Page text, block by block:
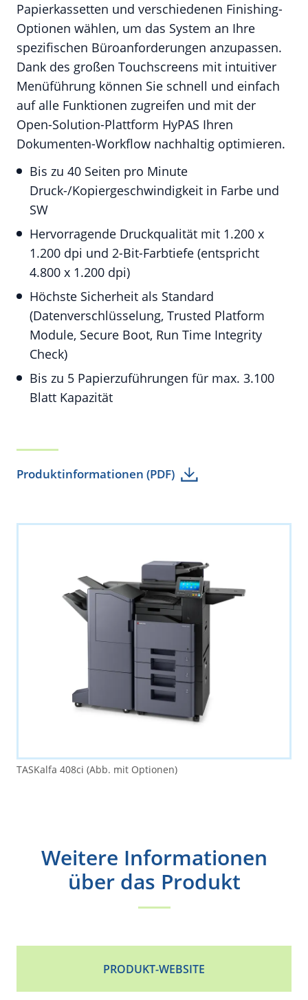
Papierkassetten und verschiedenen Finishing-
Optionen wählen, um das System an Ihre
spezifischen Büroanforderungen anzupassen.
Dank des großen Touchscreens mit intuitiver
Menüführung können Sie schnell und einfach
auf alle Funktionen zugreifen und mit der
Open-Solution-Plattform HyPAS Ihren
Dokumenten-Workflow nachhaltig optimieren.
Bis zu 40 Seiten pro Minute
Druck-/Kopiergeschwindigkeit in Farbe und
SW
Hervorragende Druckqualität mit 1.200 x
1.200 dpi und 2-Bit-Farbtiefe (entspricht
4.800 x 1.200 dpi)
Höchste Sicherheit als Standard
(Datenverschlüsselung, Trusted Platform
Module, Secure Boot, Run Time Integrity
Check)
Bis zu 5 Papierzuführungen für max. 3.100
Blatt Kapazität
Produktinformationen (PDF)
TASKalfa 408ci (Abb. mit Optionen)
Weitere Informationen
über das Produkt
PRODUKT-WEBSITE